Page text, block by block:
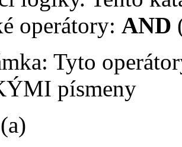
operátory: AND
Tyto
písmeny